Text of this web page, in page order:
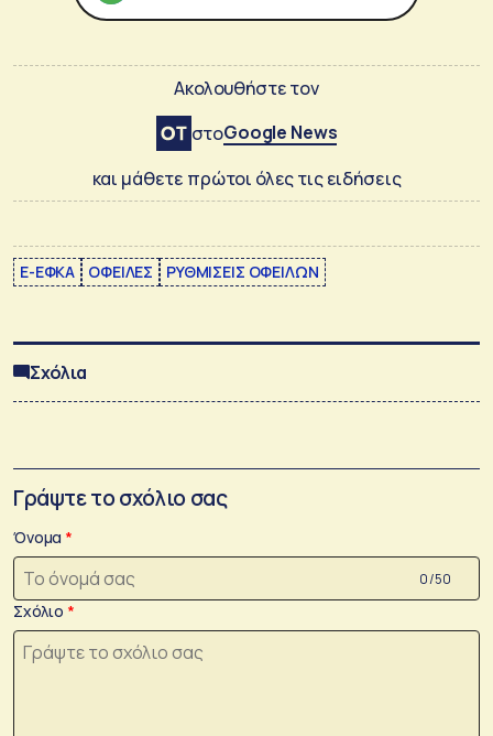
Ακολουθήστε τον
στοGoogle News
και μάθετε πρώτοι όλες τις ειδήσεις
E-ΕΦΚΑ ΟΦΕΙΛΕΣ ΡΥΘΜΙΣΕΙΣ ΟΦΕΙΛΩΝ
Σχόλια
Γράψτε το σχόλιο σας
Όνομα
0 /50
Σχόλιο